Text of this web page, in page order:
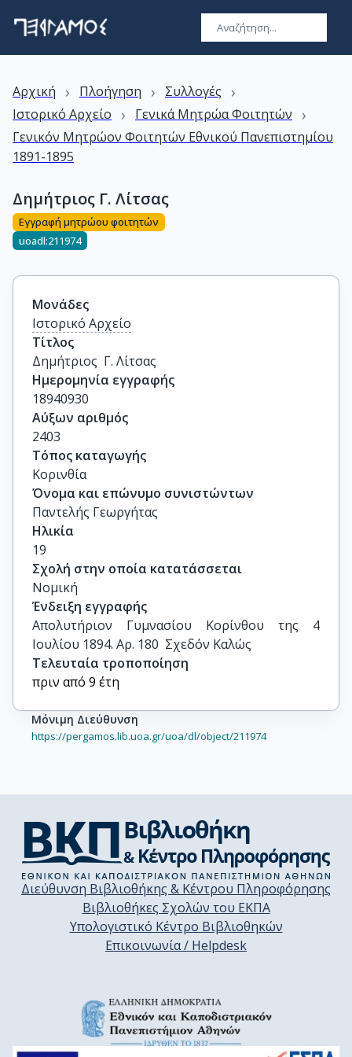
Αρχική › Πλοήγηση › Συλλογές ›
Ιστορικό Αρχείο › Γενικά Μητρώα Φοιτητών ›
Γενικόν Μητρώον Φοιτητών Εθνικού Πανεπιστημίου
1891-1895
Δημήτριος Γ. Λίτσας
Εγγραφή μητρώου φοιτητών
uoadl:211974
Μονάδες
Ιστορικό Αρχείο
Τίτλος
Δημήτριος  Γ. Λίτσας
Ημερομηνία εγγραφής
18940930
Αύξων αριθμός
2403
Τόπος καταγωγής
Κορινθία
Όνομα και επώνυμο συνιστώντων
Παντελής Γεωργήτας
Ηλικία
19
Σχολή στην οποία κατατάσσεται
Νομική
Ένδειξη εγγραφής
Απολυτήριον Γυμνασίου Κορίνθου της 4
Ιουλίου 1894. Αρ. 180  Σχεδόν Καλώς
Τελευταία τροποποίηση
πριν από 9 έτη
Μόνιμη Διεύθυνση
https://pergamos.lib.uoa.gr/uoa/dl/object/211974
Διεύθυνση Βιβλιοθήκης & Κέντρου Πληροφόρησης
Βιβλιοθήκες Σχολών του ΕΚΠΑ
Υπολογιστικό Κέντρο Βιβλιοθηκών
Επικοινωνία / Helpdesk